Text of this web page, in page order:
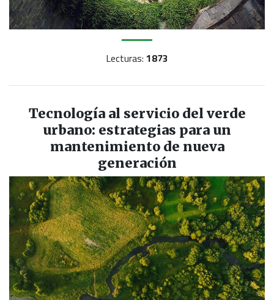
Lecturas: 1873
Tecnología al servicio del verde
urbano: estrategias para un
mantenimiento de nueva
generación